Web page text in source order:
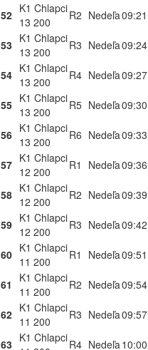
52 K1 Chlapci
13 200
R2 Nedeľa09:21
53 K1 Chlapci
13 200
R3 Nedeľa09:24
54 K1 Chlapci
13 200
R4 Nedeľa09:27
55 K1 Chlapci
13 200
R5 Nedeľa09:30
56 K1 Chlapci
13 200
R6 Nedeľa09:33
57 K1 Chlapci
12 200
R1 Nedeľa09:36
58 K1 Chlapci
12 200
R2 Nedeľa09:39
59 K1 Chlapci
12 200
R3 Nedeľa09:42
60 K1 Chlapci
11 200
R1 Nedeľa09:51
61
K1 Chlapci
11 200
R2 Nedeľa09:54
62 K1 Chlapci
11 200
R3 Nedeľa09:57
63 K1 ChlapciR4 Nedeľa10:00